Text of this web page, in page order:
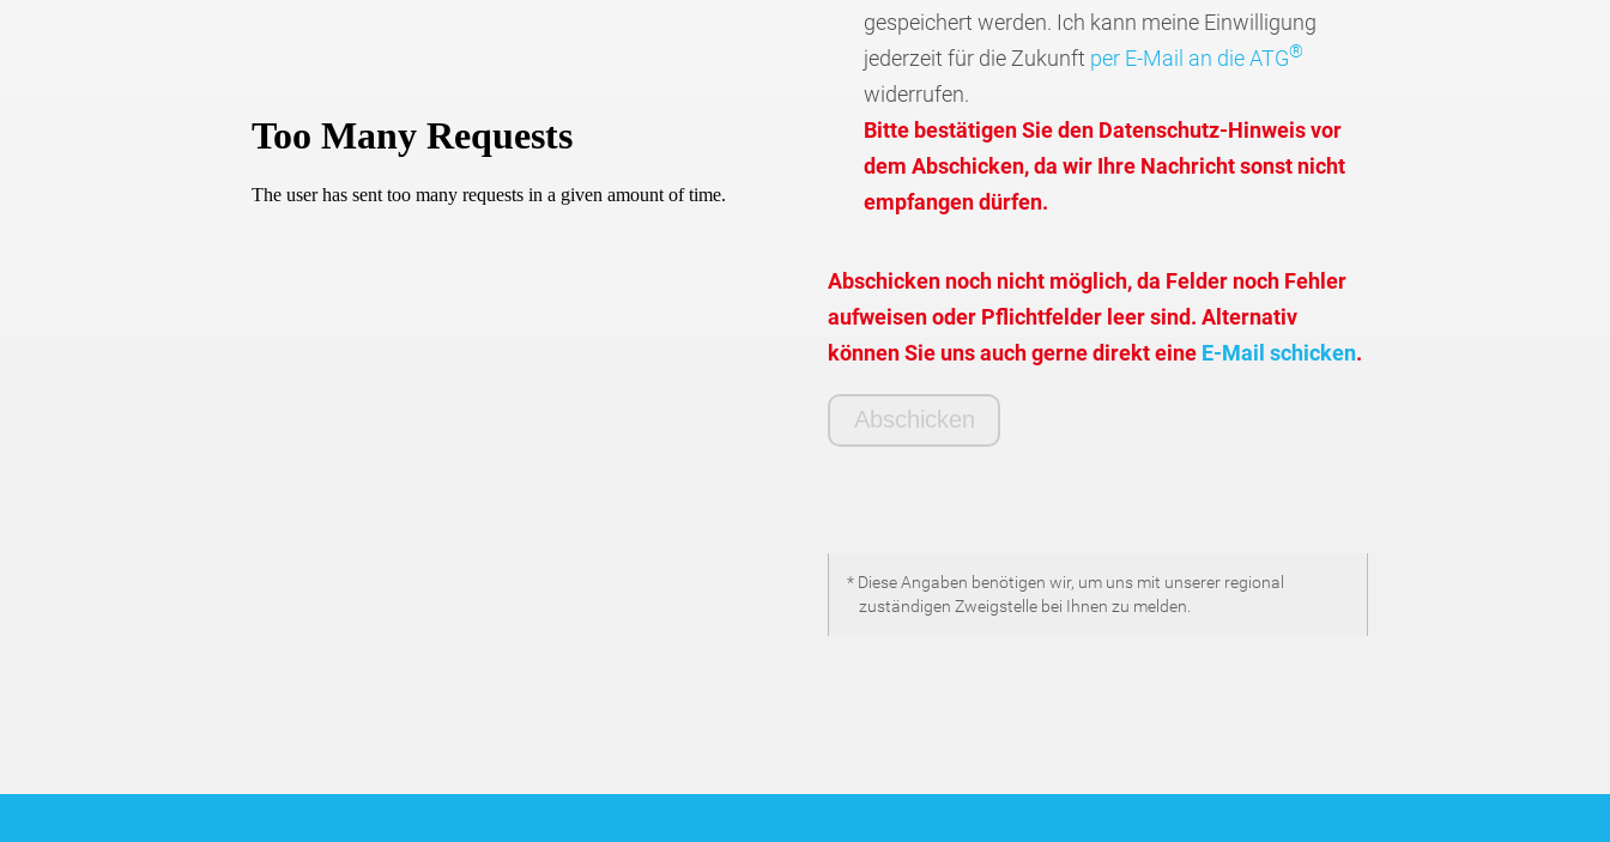
gespeichert werden. Ich kann meine Einwilligung
jederzeit für die Zukunft per E-Mail an die ATG®
widerrufen.
Bitte bestätigen Sie den Datenschutz-Hinweis vor
dem Abschicken, da wir Ihre Nachricht sonst nicht
empfangen dürfen.
Abschicken noch nicht möglich, da Felder noch Fehler
aufweisen oder Pflichtfelder leer sind. Alternativ
können Sie uns auch gerne direkt eine E-Mail schicken.
* Diese Angaben benötigen wir, um uns mit unserer regional
zuständigen Zweigstelle bei Ihnen zu melden.